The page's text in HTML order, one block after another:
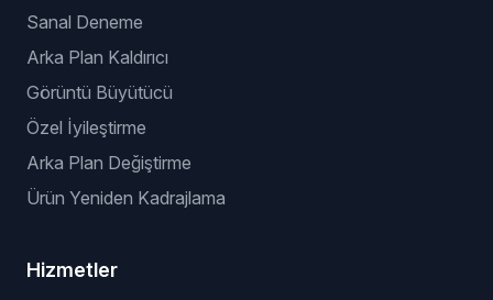
Sanal Deneme
Arka Plan Kaldırıcı
Görüntü Büyütücü
Özel İyileştirme
Arka Plan Değiştirme
Ürün Yeniden Kadrajlama
Hizmetler